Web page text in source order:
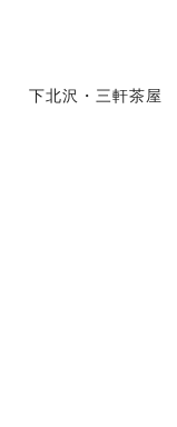
下北沢・三軒茶屋